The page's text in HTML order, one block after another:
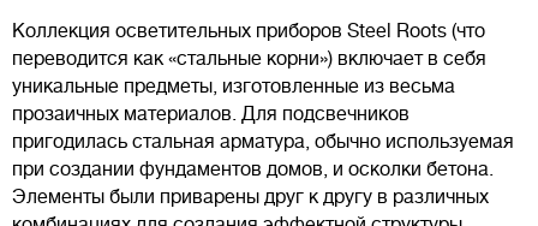
Коллекция осветительных приборов Steel Roots (что
переводится как «стальные корни») включает в себя
уникальные предметы, изготовленные из весьма
прозаичных материалов. Для подсвечников
пригодилась стальная арматура, обычно используемая
при создании фундаментов домов, и осколки бетона.
Элементы были приварены друг к другу в различных